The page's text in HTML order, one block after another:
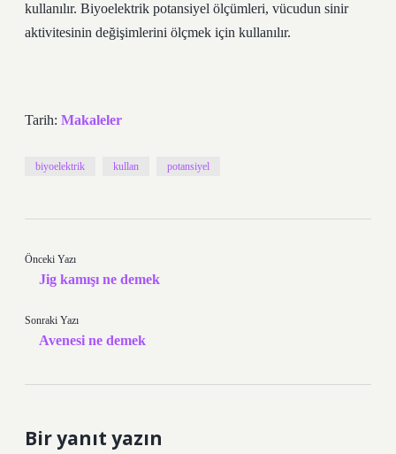
kullanılır. Biyoelektrik potansiyel ölçümleri, vücudun sinir
aktivitesinin değişimlerini ölçmek için kullanılır.
Tarih: Makaleler
biyoelektrik kullan potansiyel
Önceki Yazı
Jig kamışı ne demek
Sonraki Yazı
Avenesi ne demek
Bir yanıt yazın